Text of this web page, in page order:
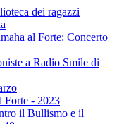
dei ragazzi
al Forte: Concerto
a Radio Smile di
Forte - 2023
il Bullismo e il